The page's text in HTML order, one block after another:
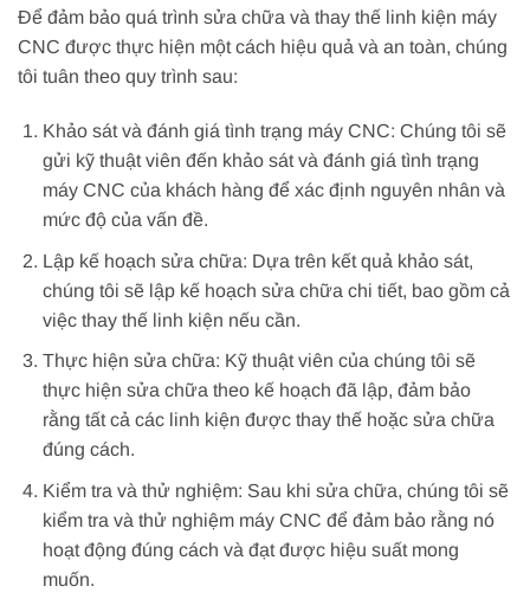
Để đảm bảo quá trình sửa chữa và thay thế linh kiện máy
CNC được thực hiện một cách hiệu quả và an toàn, chúng
tôi tuân theo quy trình sau:
Khảo sát và đánh giá tình trạng máy CNC: Chúng tôi sẽ
gửi kỹ thuật viên đến khảo sát và đánh giá tình trạng
máy CNC của khách hàng để xác định nguyên nhân và
mức độ của vấn đề.
Lập kế hoạch sửa chữa: Dựa trên kết quả khảo sát,
chúng tôi sẽ lập kế hoạch sửa chữa chi tiết, bao gồm cả
việc thay thế linh kiện nếu cần.
Thực hiện sửa chữa: Kỹ thuật viên của chúng tôi sẽ
thực hiện sửa chữa theo kế hoạch đã lập, đảm bảo
rằng tất cả các linh kiện được thay thế hoặc sửa chữa
đúng cách.
Kiểm tra và thử nghiệm: Sau khi sửa chữa, chúng tôi sẽ
kiểm tra và thử nghiệm máy CNC để đảm bảo rằng nó
hoạt động đúng cách và đạt được hiệu suất mong
muốn.